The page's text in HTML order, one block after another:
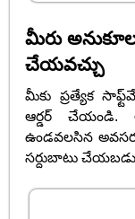
మీరు
చేయవచ్చు
మీకు ప్రత్యేక
ఆర్డర్ చేయండి.
ఉండవలసిన
సర్దుబాటు